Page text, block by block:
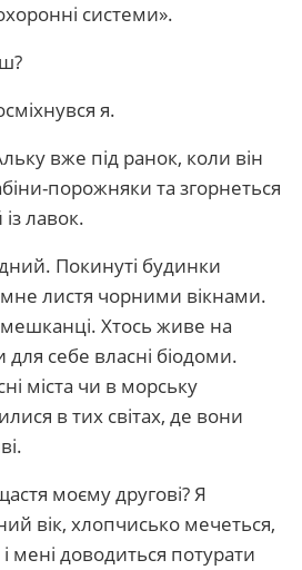
системи».
я.
вже під ранок, коли він
порожняки та згорнеться
лавок.
Покинуті будинки
листя чорними вікнами.
Хтось живе на
себе власні біодоми.
міста чи в морську
в тих світах, де вони
моєму другові? Я
вік, хлопчисько мечеться,
мені доводиться потурати